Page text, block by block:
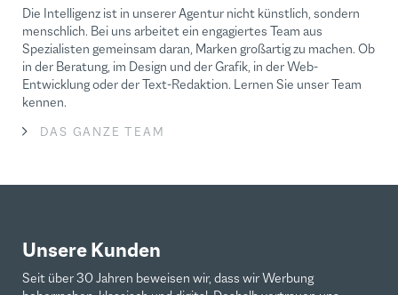
Die Intelligenz ist in unserer Agentur nicht künstlich, sondern
menschlich. Bei uns arbeitet ein engagiertes Team aus
Spezialisten gemeinsam daran, Marken großartig zu machen. Ob
in der Beratung, im Design und der Grafik, in der Web-
Entwicklung oder der Text-Redaktion. Lernen Sie unser Team
kennen.
DAS GANZE TEAM
Unsere Kunden
Seit über 30 Jahren beweisen wir, dass wir Werbung